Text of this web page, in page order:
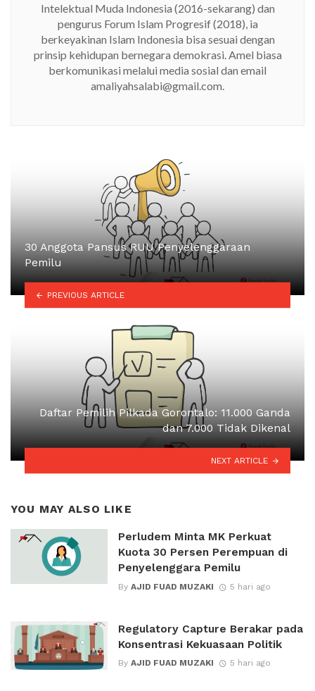
Intelektual Muda Indonesia (2016-sekarang) dan
pengurus Forum Islam Progresif (2018), ia
berkeyakinan Islam Indonesia bisa sesuai dengan
prinsip kehidupan bernegara demokrasi. Amel biasa
berkomunikasi melalui media sosial dan email
amaliyahsalabi@gmail.com.
30 Anggota Pansus RUU Penyelenggaraan
Pemilu
PREVIOUS ARTICLE
Daftar Pemilih Pilkada Gorontalo: 11.000 Ganda
dan 7.000 Tidak Dikenal
NEXT ARTICLE
YOU MAY ALSO LIKE
Perludem Minta MK Perkuat
Kuota 30 Persen Perempuan di
Penyelenggara Pemilu
By AJID FUAD MUZAKI 5 hari ago
Regulatory Capture Berakar pada
Konsentrasi Kekuasaan Politik
By AJID FUAD MUZAKI 5 hari ago